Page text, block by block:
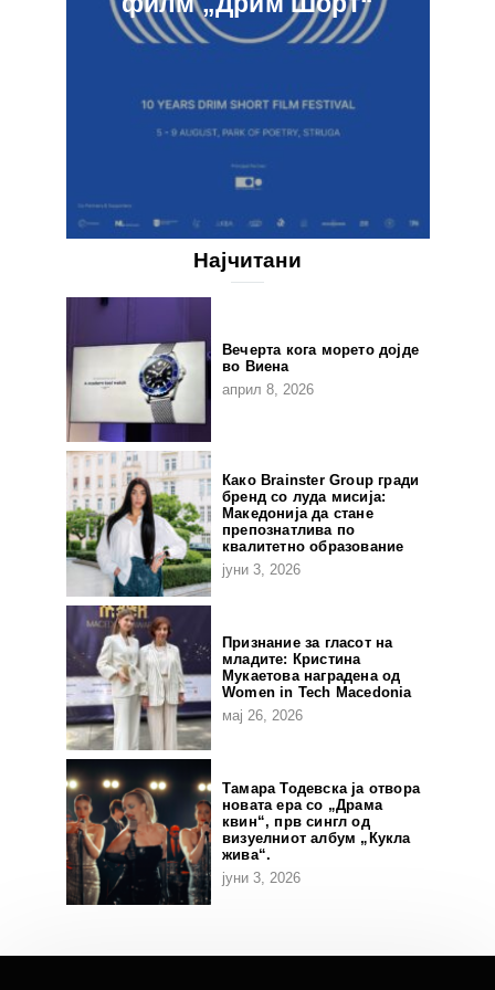
Најчитани
Вечерта кога морето дојде
во Виена
април 8, 2026
Како Brainster Group гради
бренд со луда мисија:
Македонија да стане
препознатлива по
квалитетно образование
јуни 3, 2026
Признание за гласот на
младите: Кристина
Мукаетова наградена од
Women in Tech Macedonia
мај 26, 2026
Тамара Тодевска ја отвора
новата ера со „Драма
квин“, прв сингл од
визуелниот албум „Кукла
жива“.
јуни 3, 2026